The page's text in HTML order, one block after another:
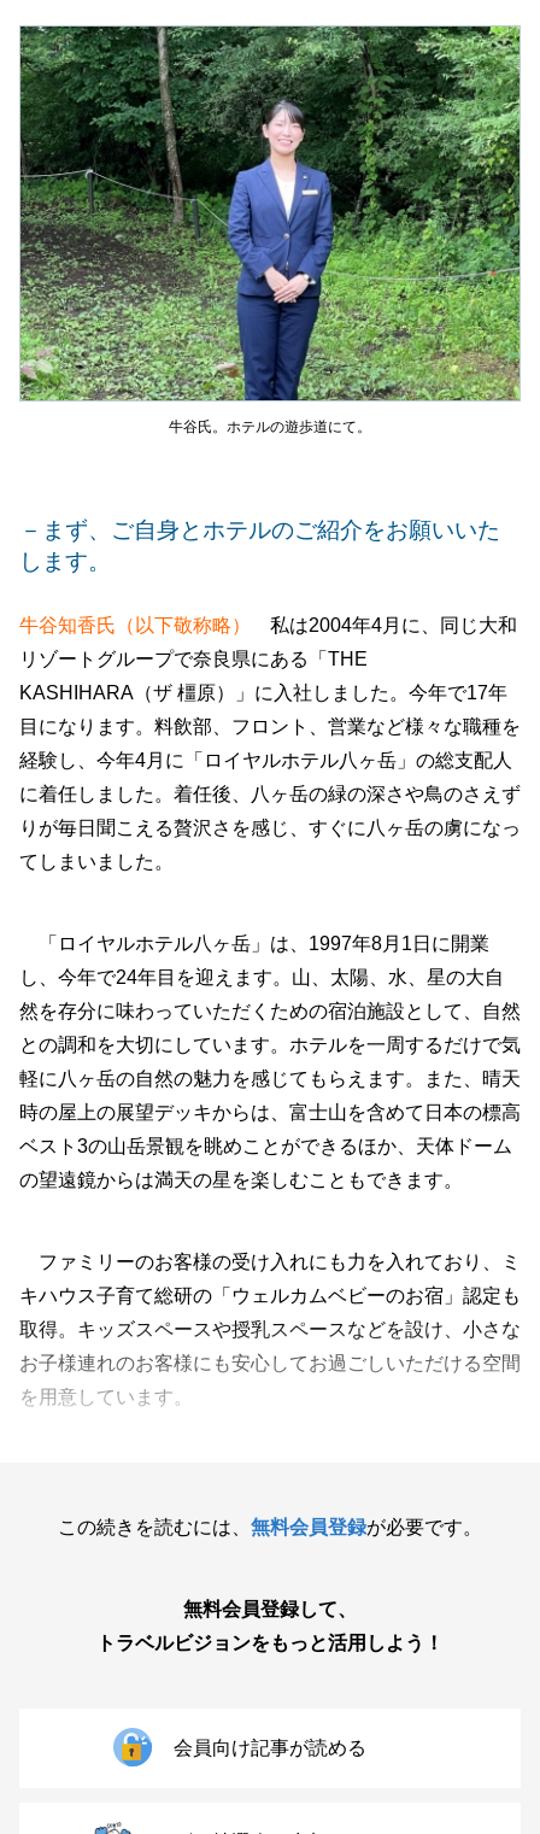
牛谷氏。ホテルの遊歩道にて。
－まず、ご自身とホテルのご紹介をお願いいた
します。
牛谷知香氏（以下敬称略）
私は2004年4月に、同じ大和
リゾートグループで奈良県にある「THE
KASHIHARA（ザ 橿原）」に入社しました。今年で17年
目になります。料飲部、フロント、営業など様々な職種を
経験し、今年4月に「ロイヤルホテル八ヶ岳」の総支配人
に着任しました。着任後、八ヶ岳の緑の深さや鳥のさえず
りが毎日聞こえる贅沢さを感じ、すぐに八ヶ岳の虜になっ
てしまいました。
「ロイヤルホテル八ヶ岳」は、1997年8月1日に開業
し、今年で24年目を迎えます。山、太陽、水、星の大自
然を存分に味わっていただくための宿泊施設として、自然
との調和を大切にしています。ホテルを一周するだけで気
軽に八ヶ岳の自然の魅力を感じてもらえます。また、晴天
時の屋上の展望デッキからは、富士山を含めて日本の標高
ベスト3の山岳景観を眺めことができるほか、天体ドーム
の望遠鏡からは満天の星を楽しむこともできます。
ファミリーのお客様の受け入れにも力を入れており、ミ
キハウス子育て総研の「ウェルカムベビーのお宿」認定も
取得。キッズスペースや授乳スペースなどを設け、小さな
お子様連れのお客様にも安心してお過ごしいただける空間
を用意しています。
この続きを読むには、 無料会員登録が必要です。
無料会員登録して、
トラベルビジョンをもっと活用しよう！
会員向け記事が読める